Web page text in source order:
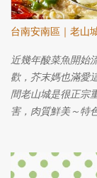
台南安南區｜老山
近幾年酸菜魚開始
歡，芥末媽也滿愛
間老山城是很正宗
害，肉質鮮美～特